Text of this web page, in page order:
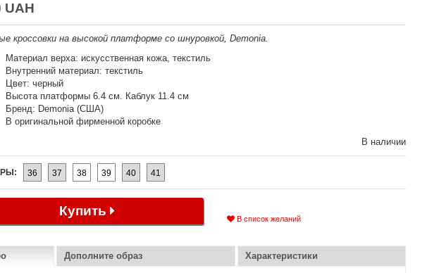
UAH
кроссовки на высокой платформе со шнуровкой, Demonia.
Материал верха: искусственная кожа, текстиль
Внутренний материал: текстиль
Цвет: черный
Высота платформы 6.4 см. Каблук 11.4 см
Бренд: Demonia (США)
В оригинальной фирменной коробке
В наличии
36 37 38 39 40 41
Купить
В список желаний
Дополните образ Характеристики